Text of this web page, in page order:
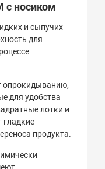
с носиком
и сыпучих
для
опрокидыванию,
для удобства
лотки и
гладкие
продукта.